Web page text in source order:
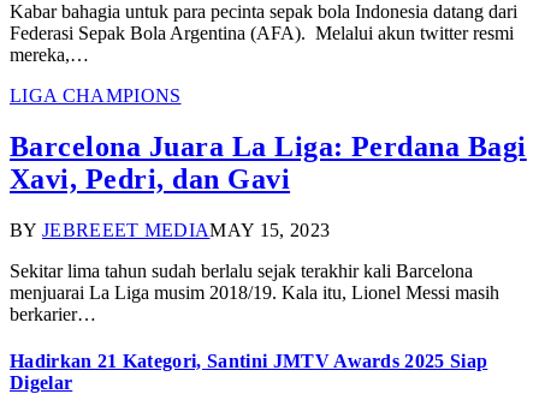
Kabar bahagia untuk para pecinta sepak bola Indonesia datang dari
Federasi Sepak Bola Argentina (AFA). Melalui akun twitter resmi
mereka,…
LIGA CHAMPIONS
Barcelona Juara La Liga: Perdana Bagi
Xavi, Pedri, dan Gavi
BY JEBREEET MEDIAMAY 15, 2023
Sekitar lima tahun sudah berlalu sejak terakhir kali Barcelona
menjuarai La Liga musim 2018/19. Kala itu, Lionel Messi masih
berkarier…
Hadirkan 21 Kategori, Santini JMTV Awards 2025 Siap
Digelar